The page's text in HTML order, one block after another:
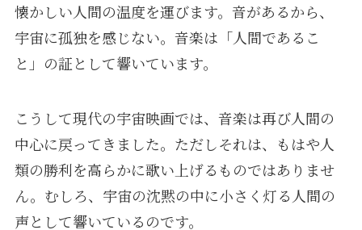
懐かしい人間の温度を運びます。音があるから、
宇宙に孤独を感じない。音楽は「人間であるこ
と」の証として響いています。
こうして現代の宇宙映画では、音楽は再び人間の
中心に戻ってきました。ただしそれは、もはや人
類の勝利を高らかに歌い上げるものではありませ
ん。むしろ、宇宙の沈黙の中に小さく灯る人間の
声として響いているのです。